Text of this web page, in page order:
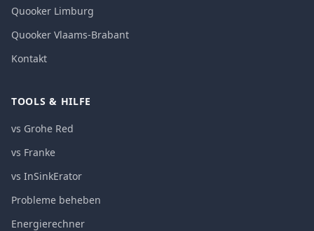
Quooker Limburg
Quooker Vlaams-Brabant
Kontakt
TOOLS & HILFE
vs Grohe Red
vs Franke
vs InSinkErator
Probleme beheben
Energierechner